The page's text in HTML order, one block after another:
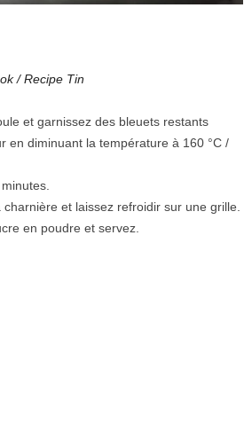
/ Recipe Tin
et garnissez des bleuets restants
en diminuant la température à 160 °C /
charnière et laissez refroidir sur une grille.
en poudre et servez.